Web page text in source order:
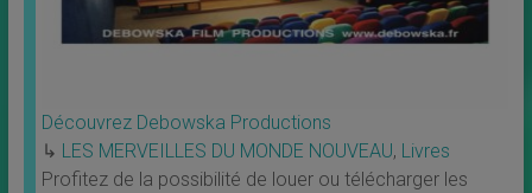
Découvrez Debowska Productions
↳ LES MERVEILLES DU MONDE NOUVEAU, Livres
Profitez de la possibilité de louer ou télécharger les